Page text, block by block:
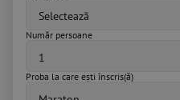
Număr persoane
Proba la care ești înscris(ă)